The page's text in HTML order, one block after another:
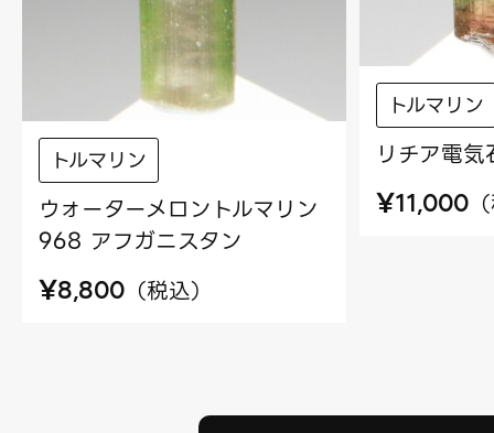
トルマリン
ウォーターメロントルマリン
968 アフガニスタン
¥8,800 （税込）
トルマリン
リチア電
¥11,000 （